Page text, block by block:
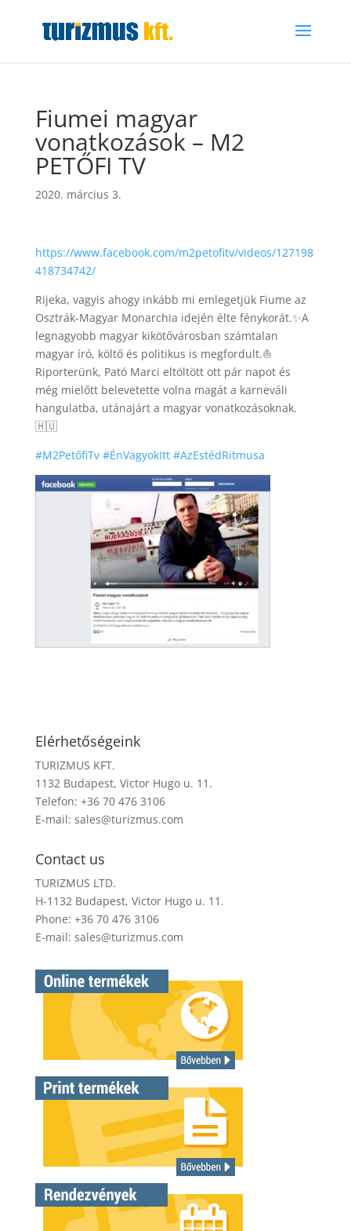
Fiumei magyar
vonatkozások – M2
PETŐFI TV
2020. március 3.
https://www.facebook.com/m2petofitv/videos/127198
418734742/
Rijeka, vagyis ahogy inkább mi emlegetjük Fiume az
Osztrák-Magyar Monarchia idején élte fénykorát.✨A
legnagyobb magyar kikötővárosban számtalan
magyar író, költő és politikus is megfordult.⛵️
Riporterünk, Pató Marci eltöltött ott pár napot és
még mielőtt belevetette volna magát a karneváli
hangulatba, utánajárt a magyar vonatkozásoknak.
🇭🇺
#M2PetőfiTv #ÉnVagyokItt #AzEstédRitmusa
Elérhetőségeink
TURIZMUS KFT.
1132 Budapest, Victor Hugo u. 11.
Telefon: +36 70 476 3106
E-mail: sales@turizmus.com
Contact us
TURIZMUS LTD.
H-1132 Budapest, Victor Hugo u. 11.
Phone: +36 70 476 3106
E-mail: sales@turizmus.com